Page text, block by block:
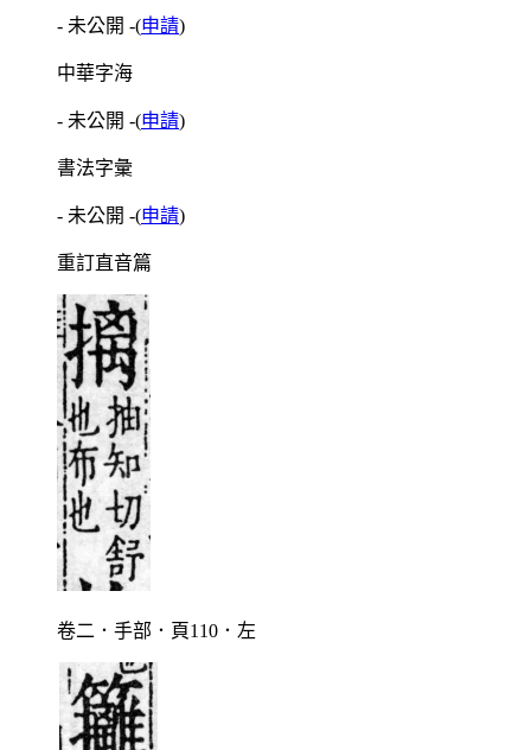
- 未公開 -(申請)
中華字海
- 未公開 -(申請)
書法字彙
- 未公開 -(申請)
重訂直音篇
卷二．手部．頁110．左